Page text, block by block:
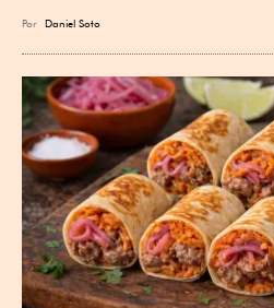
Por Daniel Soto